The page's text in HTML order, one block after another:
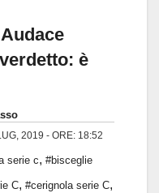
è
2019 - ORE: 18:52
serie c, #bisceglie
C, #cerignola serie C,